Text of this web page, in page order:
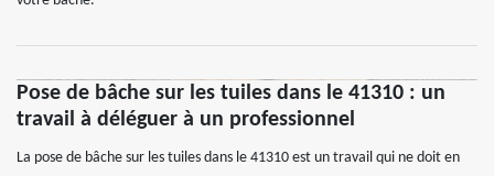
Pose de bâche sur les tuiles dans le 41310 : un
travail à déléguer à un professionnel
La pose de bâche sur les tuiles dans le 41310 est un travail qui ne doit en